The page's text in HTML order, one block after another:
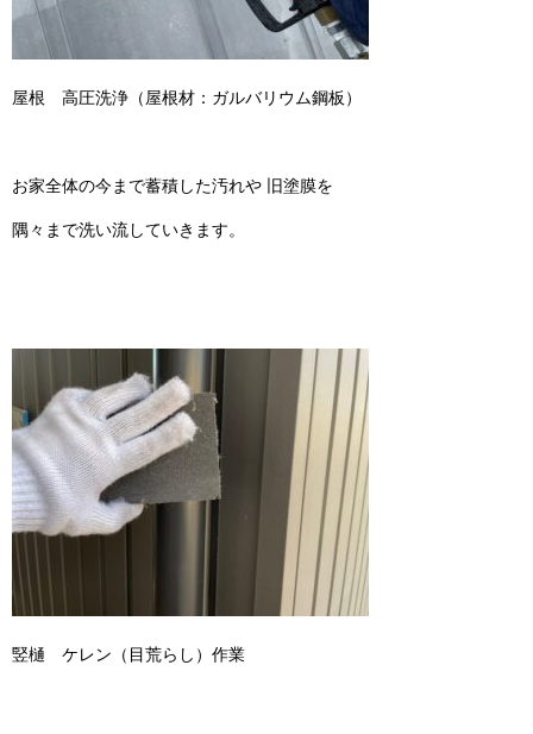
屋根 高圧洗浄（屋根材：ガルバリウム鋼板）
お家全体の今まで蓄積した汚れや 旧塗膜を
隅々まで洗い流していきます。
竪樋 ケレン（目荒らし）作業